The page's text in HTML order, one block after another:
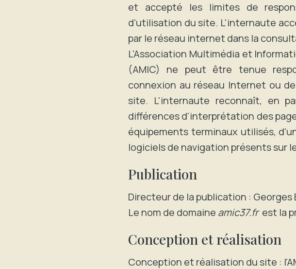
et accepté les limites de
d'utilisation du site. L'internaute
par le réseau internet dans la
L'Association Multimédia et
(AMIC) ne peut être tenue
connexion au réseau Internet ou
site. L'internaute reconnaît, en
différences d'interprétation des
équipements terminaux utilisés,
logiciels de navigation présents sur
Publication
Directeur de la publication : Georges
Le nom de domaine amic37.frest la
Conception et réalisation
Conception et réalisation du site :